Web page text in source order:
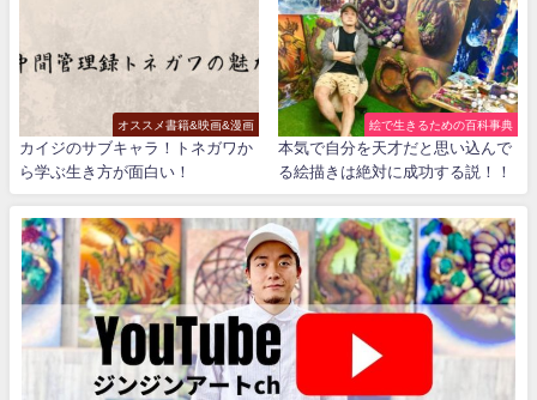
オススメ書籍&映画&漫画
カイジのサブキャラ！トネガワか
ら学ぶ生き方が面白い！
絵で生きるための百科事典
本気で自分を天才だと思い込んで
る絵描きは絶対に成功する説！！